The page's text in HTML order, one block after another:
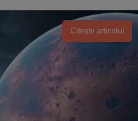
Citește articolul